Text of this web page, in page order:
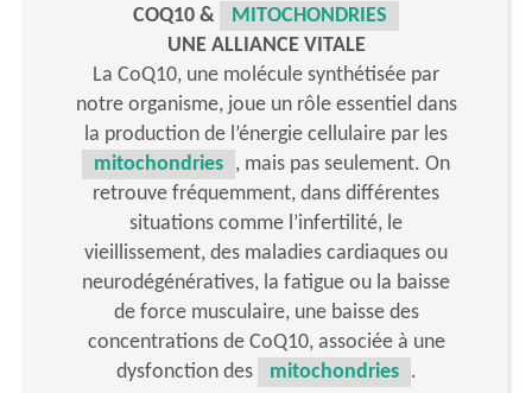
COQ10 &
MITOCHONDRIES
UNE ALLIANCE VITALE
La CoQ10, une molécule synthétisée par
notre organisme, joue un rôle essentiel dans
la production de l’énergie cellulaire par les
mitochondries , mais pas seulement. On
retrouve fréquemment, dans différentes
situations comme l’infertilité, le
vieillissement, des maladies cardiaques ou
neurodégénératives, la fatigue ou la baisse
de force musculaire, une baisse des
concentrations de CoQ10, associée à une
dysfonction des
mitochondries
.